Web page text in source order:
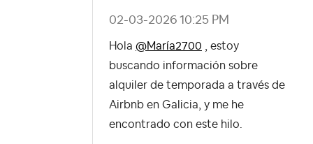
‎02-03-2026 10:25 PM
Hola @María2700 , estoy
buscando información sobre
alquiler de temporada a través de
Airbnb en Galicia, y me he
encontrado con este hilo.